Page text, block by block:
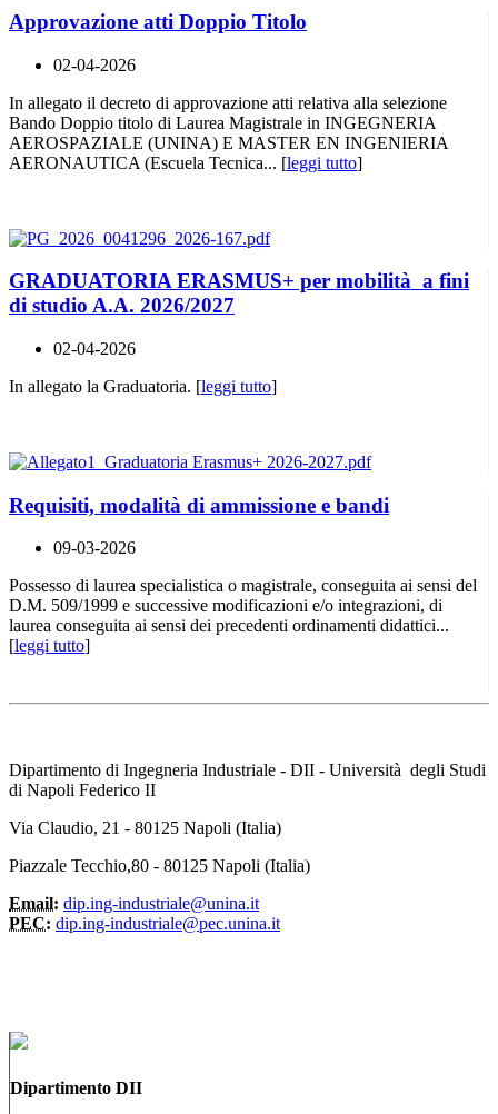
Approvazione atti Doppio Titolo
02-04-2026
In allegato il decreto di approvazione atti relativa alla selezione
Bando Doppio titolo di Laurea Magistrale in INGEGNERIA
AEROSPAZIALE (UNINA) E MASTER EN INGENIERIA
AERONAUTICA (Escuela Tecnica... [leggi tutto]
GRADUATORIA ERASMUS+ per mobilità a fini
di studio A.A. 2026/2027
02-04-2026
In allegato la Graduatoria. [leggi tutto]
Requisiti, modalità di ammissione e bandi
09-03-2026
Possesso di laurea specialistica o magistrale, conseguita ai sensi del
D.M. 509/1999 e successive modificazioni e/o integrazioni, di
laurea conseguita ai sensi dei precedenti ordinamenti didattici...
[leggi tutto]
Dipartimento di Ingegneria Industriale - DII - Università degli Studi
di Napoli Federico II
Via Claudio, 21 - 80125 Napoli (Italia)
Piazzale Tecchio,80 - 80125 Napoli (Italia)
Email: dip.ing-industriale@unina.it
PEC: dip.ing-industriale@pec.unina.it
Dipartimento DII